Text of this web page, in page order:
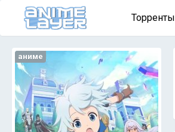
Торренты
аниме